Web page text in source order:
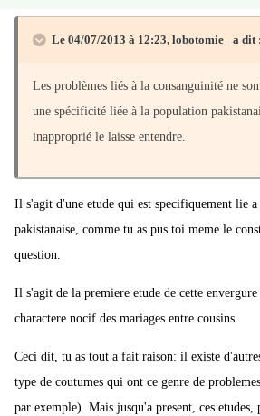
Le 04/07/2013 à 12:23, lobotomie_ a dit :
Les problèmes liés à la consanguinité ne
une spécificité liée à la population
inapproprié le laisse entendre.
Il s'agit d'une etude qui est specifiquement lie
pakistanaise, comme tu as pus toi meme le
question.
Il s'agit de la premiere etude de cette
charactere nocif des mariages entre cousins.
Ceci dit, tu as tout a fait raison: il existe
type de coutumes qui ont ce genre de
par exemple). Mais jusqu'a present, ces etudes,